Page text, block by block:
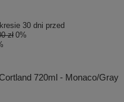
30 dni przed
zł0%
720ml - Monaco/Gray